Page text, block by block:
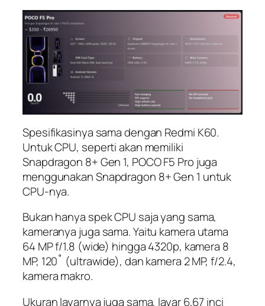
Spesifikasinya sama dengan Redmi K60.
Untuk CPU, seperti akan memiliki
Snapdragon 8+ Gen 1, POCO F5 Pro juga
menggunakan Snapdragon 8+ Gen 1 untuk
CPU-nya.
Bukan hanya spek CPU saja yang sama,
kameranya juga sama. Yaitu kamera utama
64 MP f/1.8 (wide) hingga 4320p, kamera 8
MP, 120˚ (ultrawide), dan kamera 2 MP, f/2.4,
kamera makro.
Ukuran layarnya juga sama, layar 6,67 inci